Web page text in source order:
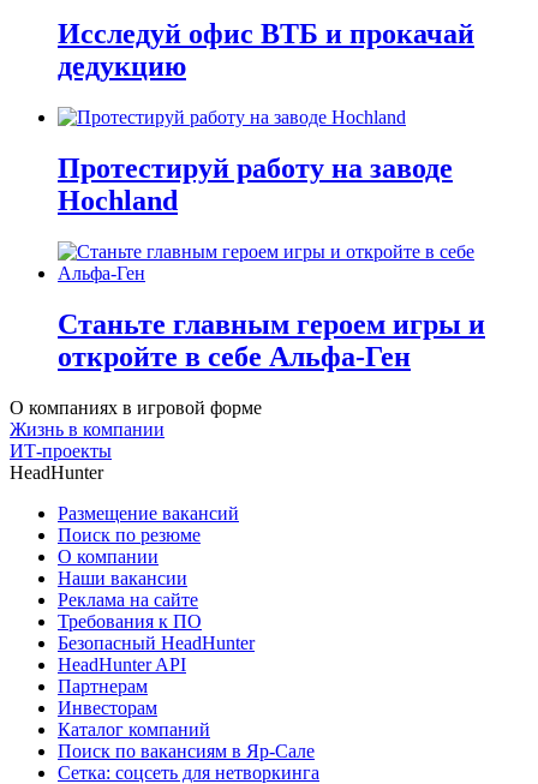
Исследуй офис ВТБ и прокачай
дедукцию
Протестируй работу на заводе
Hochland
Станьте главным героем игры и
откройте в себе Альфа-Ген
О компаниях в игровой форме
Жизнь в компании
ИТ-проекты
HeadHunter
Размещение вакансий
Поиск по резюме
О компании
Наши вакансии
Реклама на сайте
Требования к ПО
Безопасный HeadHunter
HeadHunter API
Партнерам
Инвесторам
Каталог компаний
Поиск по вакансиям в Яр-Сале
Сетка: соцсеть для нетворкинга